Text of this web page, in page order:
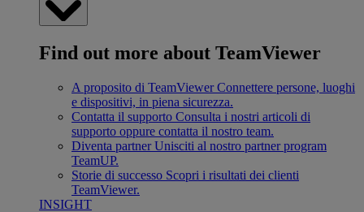
Find out more about TeamViewer
A proposito di TeamViewer Connettere persone, luoghi
e dispositivi, in piena sicurezza.
Contatta il supporto Consulta i nostri articoli di
supporto oppure contatta il nostro team.
Diventa partner Unisciti al nostro partner program
TeamUP.
Storie di successo Scopri i risultati dei clienti
TeamViewer.
INSIGHT